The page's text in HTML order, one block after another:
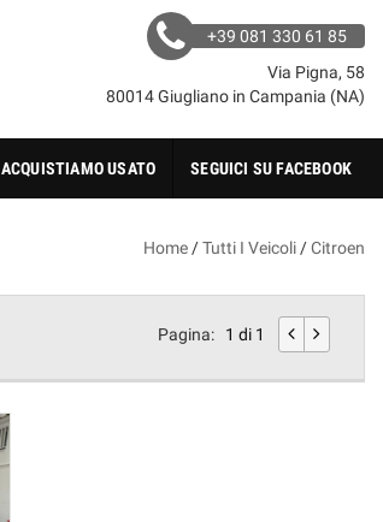
+39 081 330 61 85
Via Pigna, 58
80014 Giugliano in Campania (NA)
ACQUISTIAMO USATO SEGUICI SU FACEBOOK
Home /Tutti I Veicoli /Citroen
Pagina: 1 di 1